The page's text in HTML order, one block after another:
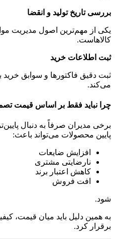
بررسی تاریخ تولید و انقضا
یکی از مهم‌ترین اصول مدیریت
کالاهاست.
ثبت اطلاعات خرید
ثبت دقیق فاکتورها و سوابق خرید
می‌کند.
چرا نباید فقط بر اساس قیمت
برخی مدیران صرفاً به دنبال
پایین محصولات می‌تواند باعث:
افزایش ضایعات
نارضایتی مشتری
کاهش اعتبار برند
افت فروش
شود.
به همین دلیل باید میان قیمت،
برقرار کرد.